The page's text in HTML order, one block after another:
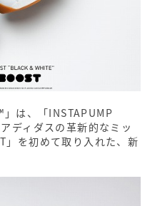
」は、「INSTAPUMP
ディダスの革新的なミッ
」を初めて取り入れた、新